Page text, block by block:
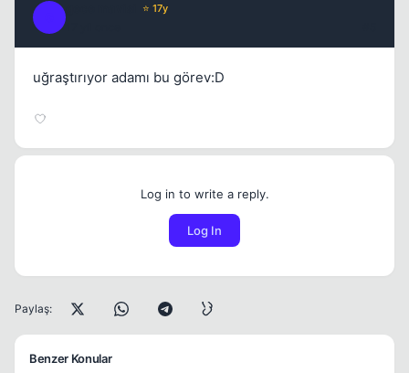
⭐ 17y
uğraştırıyor adamı bu görev:D
Log in to write a reply.
Log In
Paylaş:
Benzer Konular